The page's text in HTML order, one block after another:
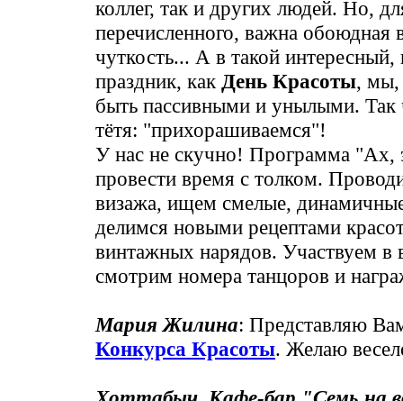
коллег, так и других людей. Но,
перечисленного, важна обоюдная
чуткость... А в такой интересный,
праздник, как День Красоты, мы,
быть пассивными и унылыми. Так
тётя: "прихорашиваемся"!
У нас не скучно! Программа "Ах,
провести время с толком.
визажа, ищем смелые,
делимся новыми рецептами
винтажных нарядов. Участвуем в
смотрим номера танцоров и
Мария Жилина: Представляю
Конкурса Красоты. Желаю